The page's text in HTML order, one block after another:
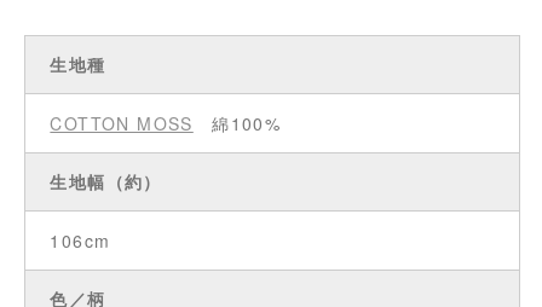
生地種
COTTON MOSS 綿100%
生地幅（約）
106cm
色／柄